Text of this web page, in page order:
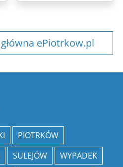
ePiotrkow.pl
PIOTRKÓW
SULEJÓW
WYPADEK